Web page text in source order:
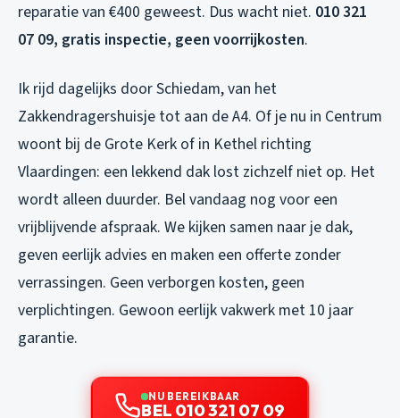
reparatie van €400 geweest. Dus wacht niet. 010 321
07 09, gratis inspectie, geen voorrijkosten.
Ik rijd dagelijks door Schiedam, van het
Zakkendragershuisje tot aan de A4. Of je nu in Centrum
woont bij de Grote Kerk of in Kethel richting
Vlaardingen: een lekkend dak lost zichzelf niet op. Het
wordt alleen duurder. Bel vandaag nog voor een
vrijblijvende afspraak. We kijken samen naar je dak,
geven eerlijk advies en maken een offerte zonder
verrassingen. Geen verborgen kosten, geen
verplichtingen. Gewoon eerlijk vakwerk met 10 jaar
garantie.
NU BEREIKBAAR
BEL 010 321 07 09